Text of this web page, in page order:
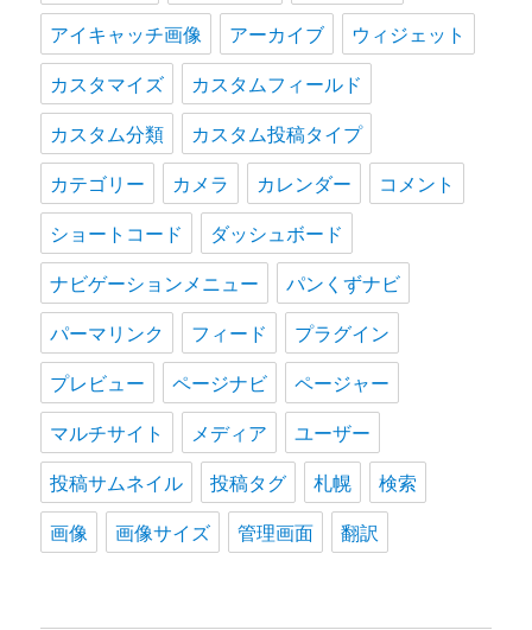
アイキャッチ画像
アーカイブ
ウィジェット
カスタマイズ
カスタムフィールド
カスタム分類
カスタム投稿タイプ
カテゴリー
カメラ カレンダー
コメント
ショートコード
ダッシュボード
ナビゲーションメニュー
パンくずナビ
パーマリンク
フィード
プラグイン
プレビュー
ページナビ
ページャー
マルチサイト
メディア
ユーザー
投稿サムネイル
投稿タグ 札幌
検索
画像
画像サイズ 管理画面 翻訳